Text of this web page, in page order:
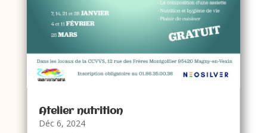
Atelier nutrition
Déc 6, 2024